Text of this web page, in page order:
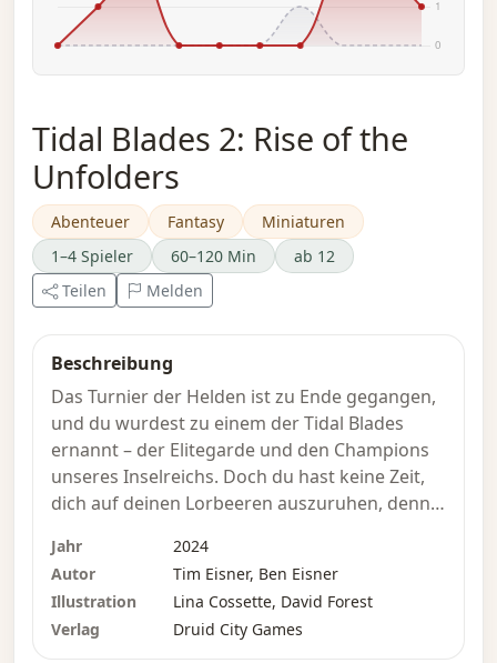
Tidal Blades 2: Rise of the
Unfolders
Abenteuer Fantasy
Miniaturen
1–4 Spieler
60–120 Min
ab 12
Teilen
Melden
Beschreibung
Das Turnier der Helden ist zu Ende gegangen,
und du wurdest zu einem der Tidal Blades
ernannt – der Elitegarde und den Champions
unseres Inselreichs. Doch du hast keine Zeit,
dich auf deinen Lorbeeren auszuruhen, denn
und Zeit, der Naviri vor den Seeungeheuern
schützt, verhält sich immer unberechenbarer.
Die Hohen Ingenieure der Zitadelle haben dir
den Nexus anvertraut, ein Gerät, mit dem du
Jahr
2024
Autor
Tim Eisner, Ben Eisner
Illustration
Lina Cossette, David Forest
Verlag
Druid City Games